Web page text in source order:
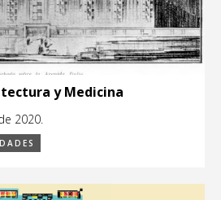
y Medicina
2020.